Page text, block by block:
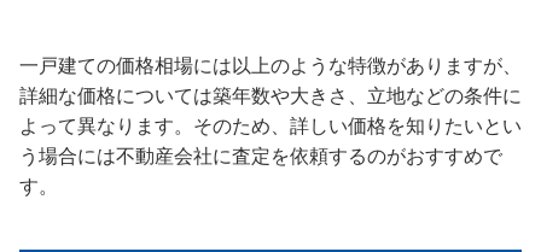
一戸建ての価格相場には以上のような特徴がありますが、
詳細な価格については築年数や大きさ、立地などの条件に
よって異なります。そのため、詳しい価格を知りたいとい
う場合には不動産会社に査定を依頼するのがおすすめで
す。